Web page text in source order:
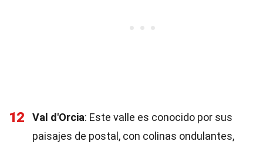
12 Val d'Orcia: Este valle es conocido por sus
paisajes de postal, con colinas ondulantes,